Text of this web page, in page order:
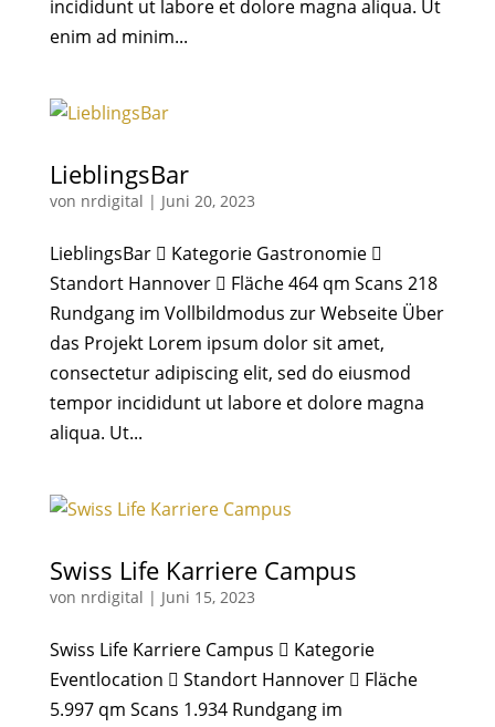
incididunt ut labore et dolore magna aliqua. Ut
enim ad minim...
LieblingsBar
von nrdigital | Juni 20, 2023
LieblingsBar  Kategorie Gastronomie 
Standort Hannover  Fläche 464 qm Scans 218
Rundgang im Vollbildmodus zur Webseite Über
das Projekt Lorem ipsum dolor sit amet,
consectetur adipiscing elit, sed do eiusmod
tempor incididunt ut labore et dolore magna
aliqua. Ut...
Swiss Life Karriere Campus
von nrdigital | Juni 15, 2023
Swiss Life Karriere Campus  Kategorie
Eventlocation  Standort Hannover  Fläche
5.997 qm Scans 1.934 Rundgang im